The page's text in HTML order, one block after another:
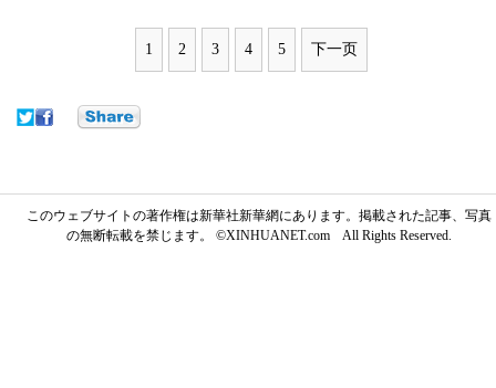
1 2 3 4 5 下一页
このウェブサイトの著作権は新華社新華網にあります。掲載された記事、写真
の無断転載を禁じます。 ©XINHUANET.com All Rights Reserved.